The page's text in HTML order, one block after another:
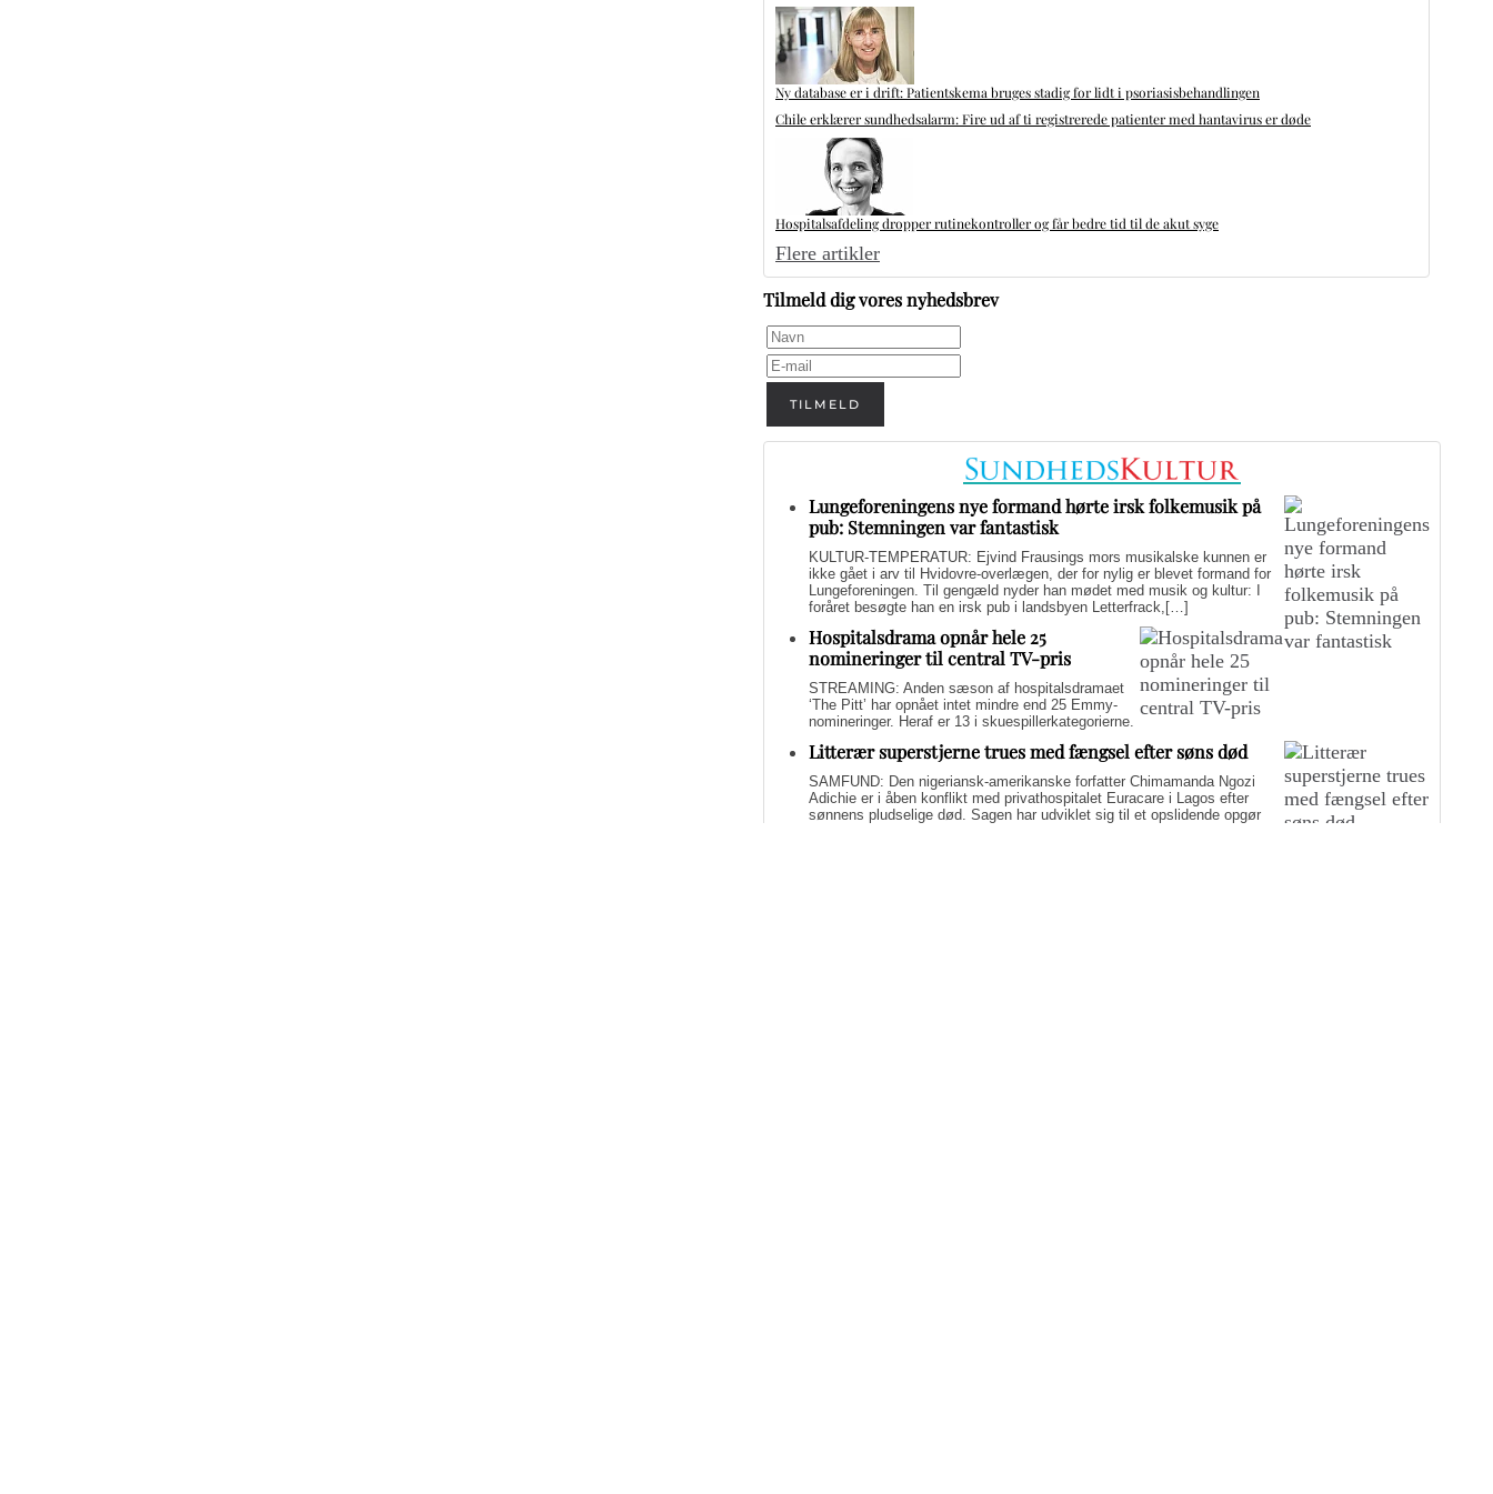
Ny database er i drift: Patientskema bruges stadig for lidt i psoriasisbehandlingen
Chile erklærer sundhedsalarm: Fire ud af ti registrerede patienter med hantavirus er døde
Hospitalsafdeling dropper rutinekontroller og får bedre tid til de akut syge
Flere artikler
Tilmeld dig vores nyhedsbrev
TILMELD
Lungeforeningens nye formand hørte irsk folkemusik på
pub: Stemningen var fantastisk
KULTUR-TEMPERATUR: Ejvind Frausings mors musikalske kunnen er
ikke gået i arv til Hvidovre-overlægen, der for nylig er blevet formand for
Lungeforeningen. Til gengæld nyder han mødet med musik og kultur: I
foråret besøgte han en irsk pub i landsbyen Letterfrack,[…]
Hospitalsdrama opnår hele 25
nomineringer til central TV-pris
STREAMING: Anden sæson af hospitalsdramaet
‘The Pitt’ har opnået intet mindre end 25 Emmy-
nomineringer. Heraf er 13 i skuespillerkategorierne.
Litterær superstjerne trues med fængsel efter søns død
SAMFUND: Den nigeriansk-amerikanske forfatter Chimamanda Ngozi
Adichie er i åben konflikt med privathospitalet Euracare i Lagos efter
sønnens pludselige død. Sagen har udviklet sig til et opslidende opgør